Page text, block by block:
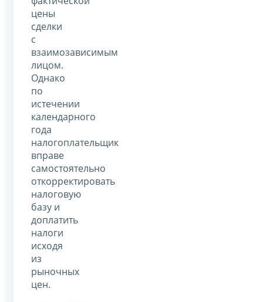
цены
сделки
с
взаимозависимым
лицом.
Однако
по
истечении
календарного
года
налогоплательщик
вправе
самостоятельно
откорректировать
налоговую
базу и
доплатить
налоги
исходя
из
рыночных
цен.